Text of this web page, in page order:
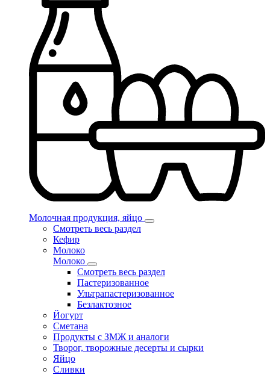
Молочная продукция, яйцо
Смотреть весь раздел
Кефир
Молоко
Молоко
Смотреть весь раздел
Пастеризованное
Ультрапастеризованное
Безлактозное
Йогурт
Сметана
Продукты с ЗМЖ и аналоги
Творог, творожные десерты и сырки
Яйцо
Сливки